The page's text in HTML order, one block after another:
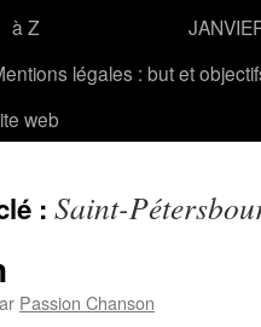
à Z
légales : but et
web
: Saint-
Passion Chanson